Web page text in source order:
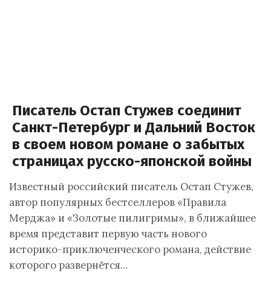
Писатель Остап Стужев соединит
Санкт-Петербург и Дальний Восток
в своем новом романе о забытых
страницах русско-японской войны
Известный российский писатель Остап Стужев,
автор популярных бестселлеров «Правила
Мерджа» и «Золотые пилигримы», в ближайшее
время представит первую часть нового
историко-приключенческого романа, действие
которого развернётся…